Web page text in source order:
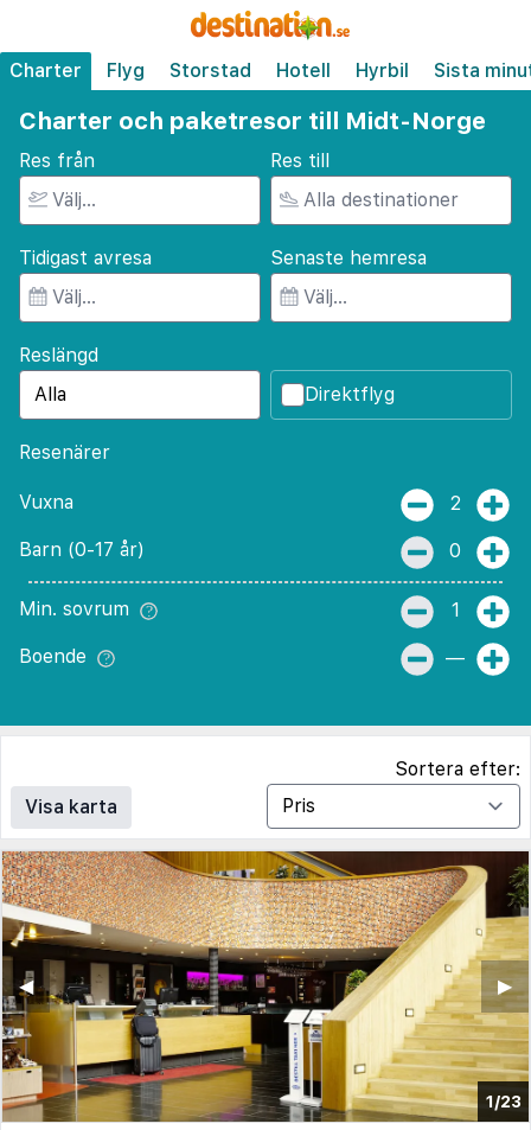
Charter Flyg Storstad Hotell Hyrbil Sista
Charter och paketresor till Midt-Norge
Res från Res till
Tidigast avresa Senaste hemresa
Reslängd
Direktflyg
Resenärer
Vuxna 2
Barn (0-17 år) 0
Min. sovrum 1
Boende —
Visa karta
Sortera efter:
1/23
▶︎
◀︎